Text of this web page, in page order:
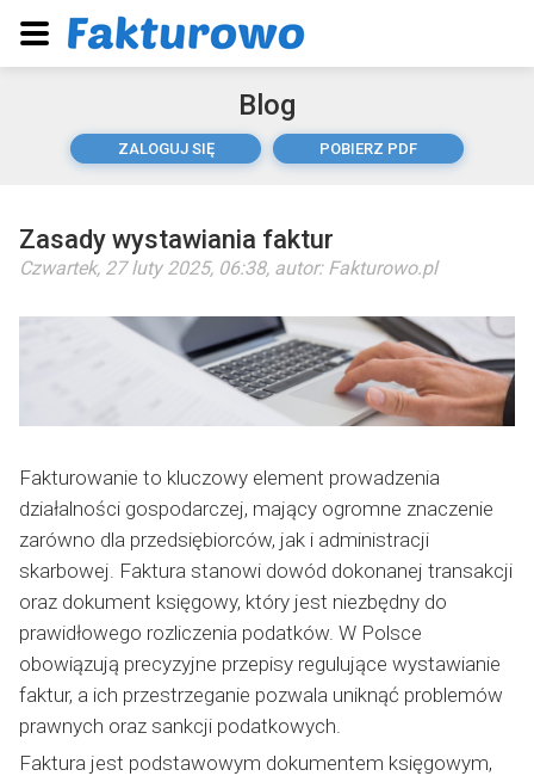
Blog
ZALOGUJ SIĘ POBIERZ PDF
Zasady wystawiania faktur
Czwartek, 27 luty 2025, 06:38, autor: Fakturowo.pl
Fakturowanie to kluczowy element prowadzenia
działalności gospodarczej, mający ogromne znaczenie
zarówno dla przedsiębiorców, jak i administracji
skarbowej. Faktura stanowi dowód dokonanej transakcji
oraz dokument księgowy, który jest niezbędny do
prawidłowego rozliczenia podatków. W Polsce
obowiązują precyzyjne przepisy regulujące wystawianie
faktur, a ich przestrzeganie pozwala uniknąć problemów
prawnych oraz sankcji podatkowych.
Faktura jest podstawowym dokumentem księgowym,